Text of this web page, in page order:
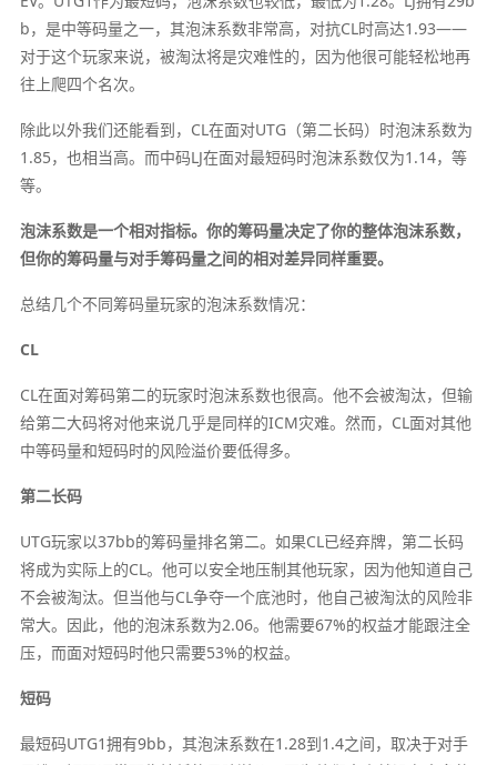
b，是中等码量之一，其泡沫系数非常高，对抗CL时高达1.93——
对于这个玩家来说，被淘汰将是灾难性的，因为他很可能轻松地再
往上爬四个名次。
除此以外我们还能看到，CL在面对UTG（第二长码）时泡沫系数为
1.85，也相当高。而中码LJ在面对最短码时泡沫系数仅为1.14，等
等。
泡沫系数是一个相对指标。你的筹码量决定了你的整体泡沫系数，
但你的筹码量与对手筹码量之间的相对差异同样重要。
总结几个不同筹码量玩家的泡沫系数情况：
CL
CL在面对筹码第二的玩家时泡沫系数也很高。他不会被淘汰，但输
给第二大码将对他来说几乎是同样的ICM灾难。然而，CL面对其他
中等码量和短码时的风险溢价要低得多。
第二长码
UTG玩家以37bb的筹码量排名第二。如果CL已经弃牌，第二长码
将成为实际上的CL。他可以安全地压制其他玩家，因为他知道自己
不会被淘汰。但当他与CL争夺一个底池时，他自己被淘汰的风险非
常大。因此，他的泡沫系数为2.06。他需要67%的权益才能跟注全
压，而面对短码时他只需要53%的权益。
短码
最短码UTG1拥有9bb，其泡沫系数在1.28到1.4之间，取决于对手